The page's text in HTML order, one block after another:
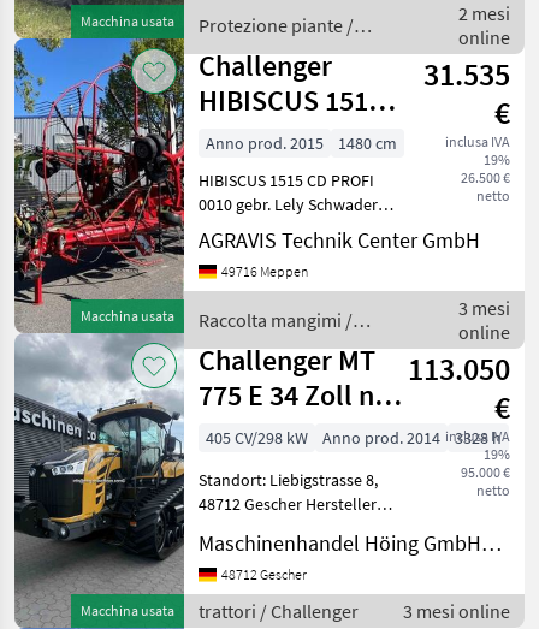
Macchina usata
automatischSection
Controll fähig (Antenne
fehlt)Ab un
Protezione piante /
Challenger
2 mesi
online
Macchina usata
Challenger
HIBISCUS 1515
CD PROFI Lely
31.535
€
inclusa IVA
19%
26.500 €
netto
Anno prod. 2015
1480 cm
HIBISCUS 1515 CD PROFI
0010 gebr. Lely Schwader
Hibiscus 1515 CD Profi 0020
Unterlenkeranhängung ,
Gelenkwelle 0030 2 Kreis
0040 hydraulisch K
AGRAVIS Technik Center GmbH
49716 Meppen
Raccolta mangimi /
Challenger
3 mesi
online
Macchina usata
Challenger MT
775 E 34 Zoll nur
3328 h, 2018 Inb
113.050
€
inclusa IVA
19%
95.000 €
netto
405 CV/298 kW Anno prod. 2014
3328 h
Standort: Liebigstrasse 8,
48712 Gescher Hersteller
Baujahr/Erstzulassung 2014
/ 23.03.2018
Inbetriebnahme
Betriebsstunden 3328
Maschinenhandel Höing GmbH&Co.KG
48712 Gescher
trattori / Challenger 3 mesi online